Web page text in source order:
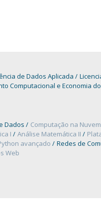
de Dados Aplicada
Computacional e Economia
Dados Computação na Nuvem
I Análise Matemática II
avançado
Redes de
Web